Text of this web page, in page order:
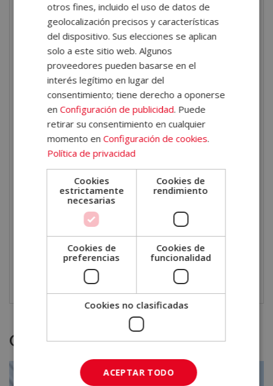
personalizados, teniendo en cuenta situaciones
especiales. Además, conocerás en profundidad el uso
de plantas medicinales, sus propiedades,
contraindicaciones y formas de preparación.
Salidas profesionales
El programa permite obtener conocimientos
altamente valorados en sectores y entornos
profesionales como:
Herboristerías.
Tiendas de productos naturales.
Centros de bienestar.
Spas y balnearios.
Asesor especializado.
Divulgación en salud holística.
Otras titulaciones
otros fines, incluido el uso de datos de
geolocalización precisos y características
del dispositivo. Sus elecciones se aplican
solo a este sitio web. Algunos
proveedores pueden basarse en el
interés legítimo en lugar del
consentimiento; tiene derecho a oponerse
enConfiguración de publicidad. Puede
retirar su consentimiento en cualquier
momento enConfiguración de cookies.
Política de privacidad
Cookies
estrictamente
necesarias
Cookies de
rendimiento
Cookies de
preferencias
Cookies de
funcionalidad
Cookies no clasificadas
ACEPTAR TODO